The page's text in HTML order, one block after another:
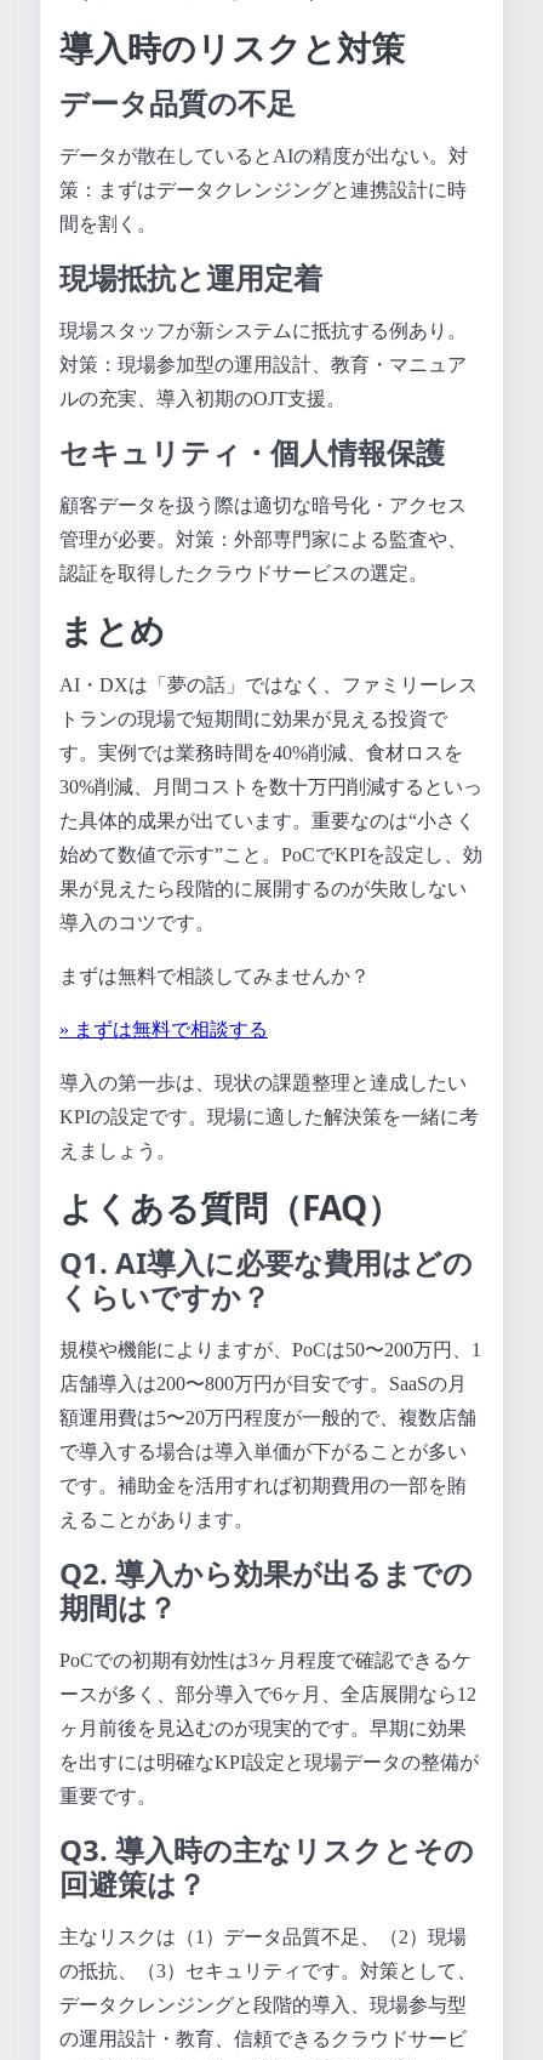
導入時のリスクと対策
データ品質の不足
データが散在しているとAIの精度が出ない。対
策：まずはデータクレンジングと連携設計に時
間を割く。
現場抵抗と運用定着
現場スタッフが新システムに抵抗する例あり。
対策：現場参加型の運用設計、教育・マニュア
ルの充実、導入初期のOJT支援。
セキュリティ・個人情報保護
顧客データを扱う際は適切な暗号化・アクセス
管理が必要。対策：外部専門家による監査や、
認証を取得したクラウドサービスの選定。
まとめ
AI・DXは「夢の話」ではなく、ファミリーレス
トランの現場で短期間に効果が見える投資で
す。実例では業務時間を40%削減、食材ロスを
30%削減、月間コストを数十万円削減するといっ
た具体的成果が出ています。重要なのは“小さく
始めて数値で示す”こと。PoCでKPIを設定し、効
果が見えたら段階的に展開するのが失敗しない
導入のコツです。
まずは無料で相談してみませんか？
» まずは無料で相談する
導入の第一歩は、現状の課題整理と達成したい
KPIの設定です。現場に適した解決策を一緒に考
えましょう。
よくある質問（FAQ）
Q1. AI導入に必要な費用はどの
くらいですか？
規模や機能によりますが、PoCは50〜200万円、1
店舗導入は200〜800万円が目安です。SaaSの月
額運用費は5〜20万円程度が一般的で、複数店舗
で導入する場合は導入単価が下がることが多い
です。補助金を活用すれば初期費用の一部を賄
えることがあります。
Q2. 導入から効果が出るまでの
期間は？
PoCでの初期有効性は3ヶ月程度で確認できるケ
ースが多く、部分導入で6ヶ月、全店展開なら12
ヶ月前後を見込むのが現実的です。早期に効果
を出すには明確なKPI設定と現場データの整備が
重要です。
Q3. 導入時の主なリスクとその
回避策は？
主なリスクは（1）データ品質不足、（2）現場
の抵抗、（3）セキュリティです。対策として、
データクレンジングと段階的導入、現場参与型
の運用設計・教育、信頼できるクラウドサービ